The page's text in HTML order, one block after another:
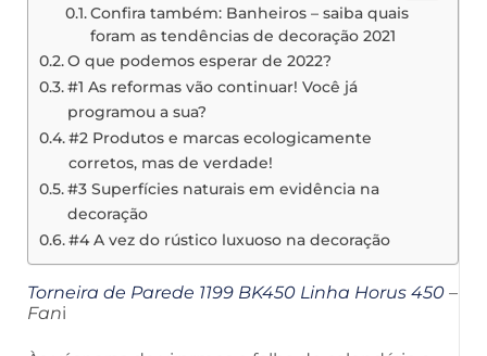
Confira também: Banheiros – saiba quais
foram as tendências de decoração 2021
O que podemos esperar de 2022?
#1 As reformas vão continuar! Você já
programou a sua?
#2 Produtos e marcas ecologicamente
corretos, mas de verdade!
#3 Superfícies naturais em evidência na
decoração
#4 A vez do rústico luxuoso na decoração
Torneira de Parede 1199 BK450 Linha Horus 450 –
Fani